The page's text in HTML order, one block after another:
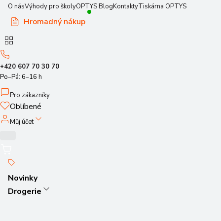
O násVýhody pro školyOPTYS BlogKontaktyTiskárna OPTYS
Hromadný nákup
+420 607 70 30 70
Po–Pá: 6–16 h
Pro zákazníky
Oblíbené
Můj účet
Novinky
Drogerie